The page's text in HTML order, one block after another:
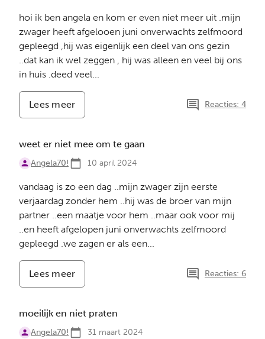
hoi ik ben angela en kom er even niet meer uit .mijn
zwager heeft afgelooen juni onverwachts zelfmoord
gepleegd ,hij was eigenlijk een deel van ons gezin
..dat kan ik wel zeggen , hij was alleen en veel bij ons
in huis .deed veel...
Lees meer
weet
niet
.
Reacties: 4
weet er niet mee om te gaan
Angela70! 10 april 2024
vandaag is zo een dag ..mijn zwager zijn eerste
verjaardag zonder hem ..hij was de broer van mijn
partner ..een maatje voor hem ..maar ook voor mij
..en heeft afgelopen juni onverwachts zelfmoord
gepleegd .we zagen er als een...
Lees meer
weet
niet
mee
om
Reacties: 6
moeilijk en niet praten
Angela70! 31 maart 2024